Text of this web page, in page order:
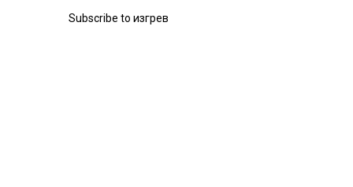
Subscribe to изгрев